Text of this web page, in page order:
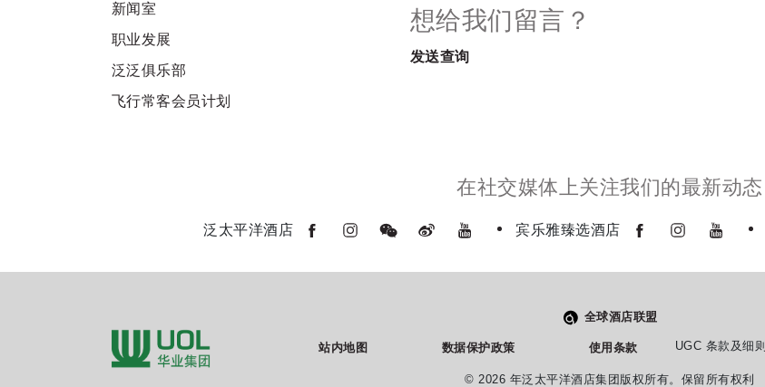
新闻室
职业发展
泛泛俱乐部
飞行常客会员计划
想给我们留言？
发送查询
在社交媒体上关注我们的最新动态
泛太平洋酒店 宾乐雅臻选酒店
全球酒店联盟
站内地图 数据保护政策 使用条款 UGC 条款及细则
© 2026 年泛太平洋酒店集团版权所有。保留所有权利